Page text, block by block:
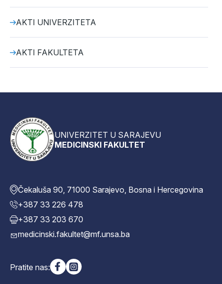
AKTI UNIVERZITETA
AKTI FAKULTETA
UNIVERZITET U SARAJEVU
MEDICINSKI FAKULTET
Čekaluša 90, 71000 Sarajevo, Bosna i Hercegovina
+387 33 226 478
+387 33 203 670
medicinski.fakultet@mf.unsa.ba
Pratite nas: